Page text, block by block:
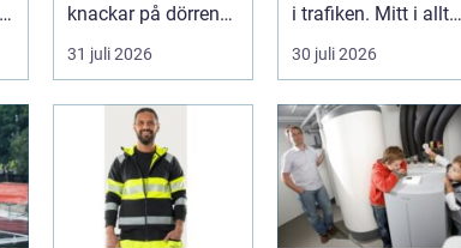
knackar på dörren
förändras vardagen
snabbt....
31 juli 2026
i trafiken. Mitt i allt
detta finns
riskutbild...
30 juli 2026